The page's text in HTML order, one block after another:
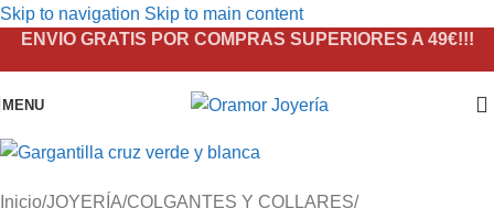
Skip to navigation Skip to main content
ENVIO GRATIS POR COMPRAS SUPERIORES A 49€!!!
MENU
Inicio/JOYERÍA/COLGANTES Y COLLARES/